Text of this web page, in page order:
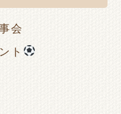
会
ト